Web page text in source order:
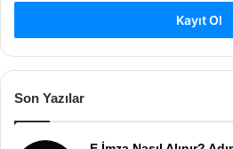
Kayıt Ol
Son Yazılar